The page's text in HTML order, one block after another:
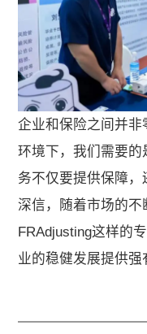
企业和保险之间并
环境下，我们需要
务不仅要提供保障，
深信，随着市场的
FRAdjusting这样的
业的稳健发展提供强